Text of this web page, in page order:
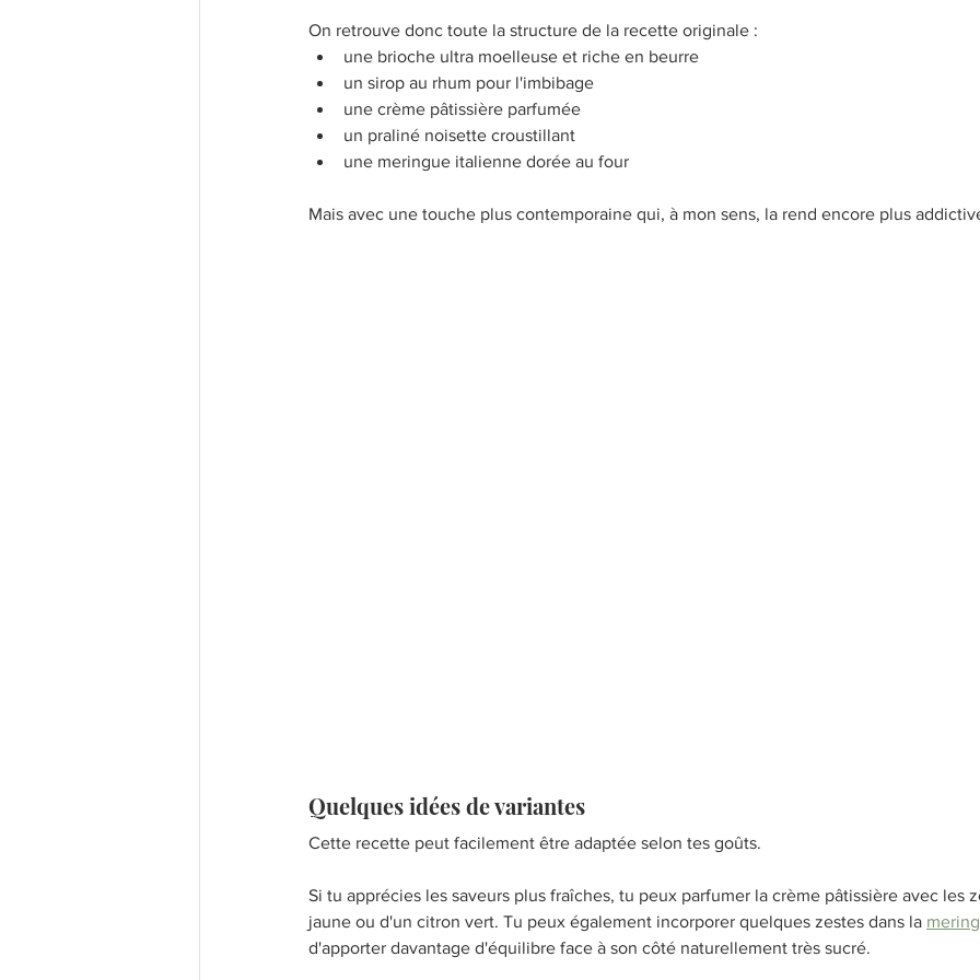
On retrouve donc toute la structure de la recette originale :
une brioche ultra moelleuse et riche en beurre
un sirop au rhum pour l'imbibage
une crème pâtissière parfumée
un praliné noisette croustillant
une meringue italienne dorée au four
Mais avec une touche plus contemporaine qui, à mon sens, la rend encore plus
Quelques idées de variantes
Cette recette peut facilement être adaptée selon tes goûts.
Si tu apprécies les saveurs plus fraîches, tu peux parfumer la crème pâtissière avec les
jaune ou d'un citron vert. Tu peux également incorporer quelques zestes dans la
d'apporter davantage d'équilibre face à son côté naturellement très sucré.